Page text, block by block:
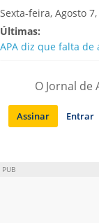
Saltar
para
conteúdo
Sexta-feira, Agosto
Últimas:
APA diz que falta de
Laranjeiro | Cultura
Ponte 25 de Abril
Lisboa e Almada
Situação de alerta
O Jornal de
Assinar Entrar
PUB